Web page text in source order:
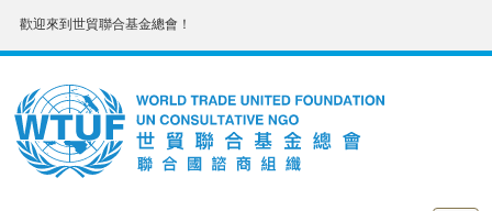
歡迎來到世貿聯合基金總會！